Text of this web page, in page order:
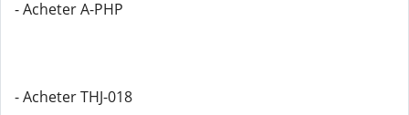
- Acheter A-PHP
- Acheter THJ-018